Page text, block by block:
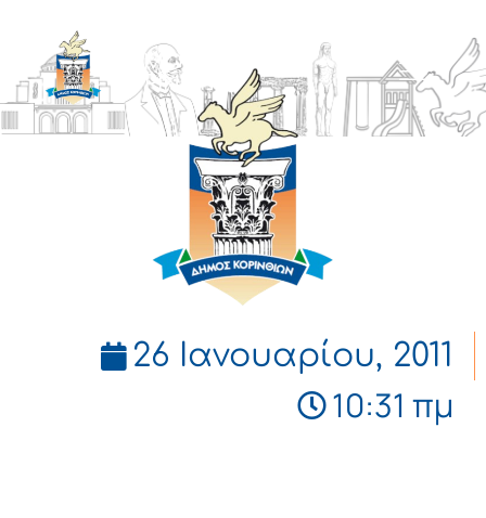
ΔΗΜΟΣ
ΚΟΡΙΝΘΙΩΝ
26 Ιανουαρίου, 2011
10:31 πμ